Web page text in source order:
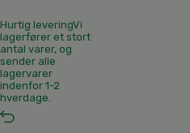
Hurtig leveringVi
lagerfører et stort
antal varer, og
sender alle
lagervarer
indenfor 1-2
hverdage.